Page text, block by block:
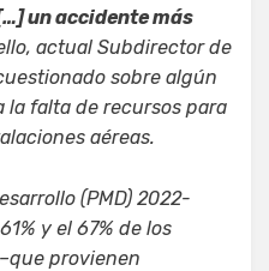
un accidente más
actual Subdirector de
sobre algún
la falta de recursos para
aéreas.
(PMD) 2022-
y el 67% de los
provienen